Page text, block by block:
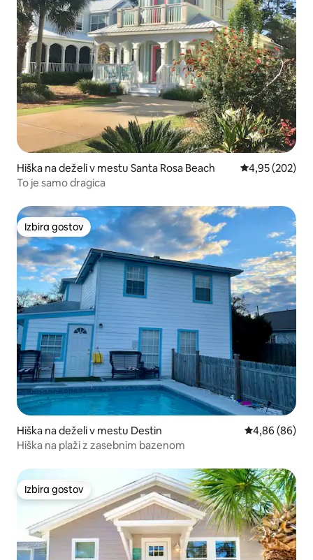
Hiška na deželi v mestu Santa Rosa Beach Povprečna
4,95 (202)
To je samo dragica
Izbira gostov
Izbira gostov
Hiška na deželi v mestu Destin Povprečna
4,86 (86)
Hiška na plaži z zasebnim bazenom
Izbira gostov
Izbira gostov